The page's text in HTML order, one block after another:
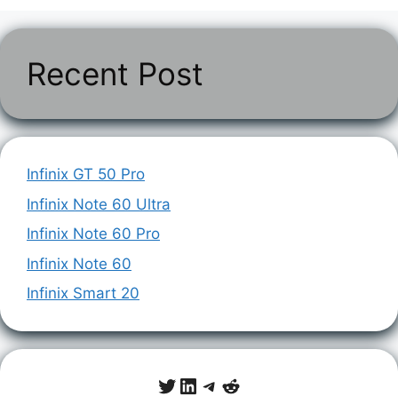
Recent Post
Infinix GT 50 Pro
Infinix Note 60 Ultra
Infinix Note 60 Pro
Infinix Note 60
Infinix Smart 20
Twitter
LinkedIn
Telegram
Reddit